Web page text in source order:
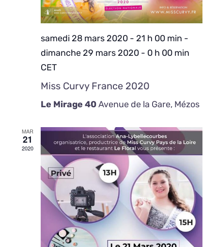
samedi 28 mars 2020 - 21 h 00 min -
dimanche 29 mars 2020 - 0 h 00 min
CET
Miss Curvy France 2020
Le Mirage 40Avenue de la Gare, Mézos
MAR
21
2020